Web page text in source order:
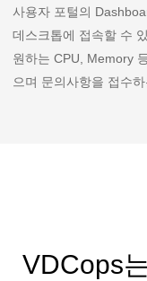
사용자 포털의
데스크톱에 접속할 수
원하는 CPU, Memory
으며 문의사항을 접수
VDCops